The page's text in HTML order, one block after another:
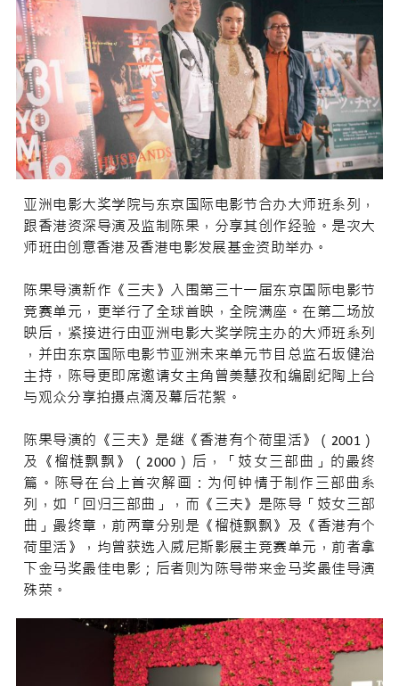
亚洲电影大奖学院与东京国际电影节合办大师班系列，
跟香港资深导演及监制陈果，分享其创作经验。是次大
师班由创意香港及香港电影发展基金资助举办。
陈果导演新作《三夫》入围第三十一届东京国际电影节
竞赛单元，更举行了全球首映，全院满座。在第二场放
映后，紧接进行由亚洲电影大奖学院主办的大师班系列
，并由东京国际电影节亚洲未来单元节目总监石坂健治
主持，陈导更即席邀请女主角曾美慧孜和编剧纪陶上台
与观众分享拍摄点滴及幕后花絮。
陈果导演的《三夫》是继《香港有个荷里活》（2001）
及《榴梿飘飘》（2000）后，「妓女三部曲」的最终
篇。陈导在台上首次解画：为何钟情于制作三部曲系
列，如「回归三部曲」，而《三夫》是陈导「妓女三部
曲」最终章，前两章分别是《榴梿飘飘》及《香港有个
荷里活》，均曾获选入威尼斯影展主竞赛单元，前者拿
下金马奖最佳电影；后者则为陈导带来金马奖最佳导演
殊荣。